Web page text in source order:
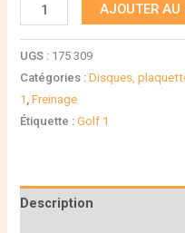
AJOUTER AU
UGS : 175 309
Catégories :Disques,
1 ,Freinage
Étiquette :Golf 1
Description